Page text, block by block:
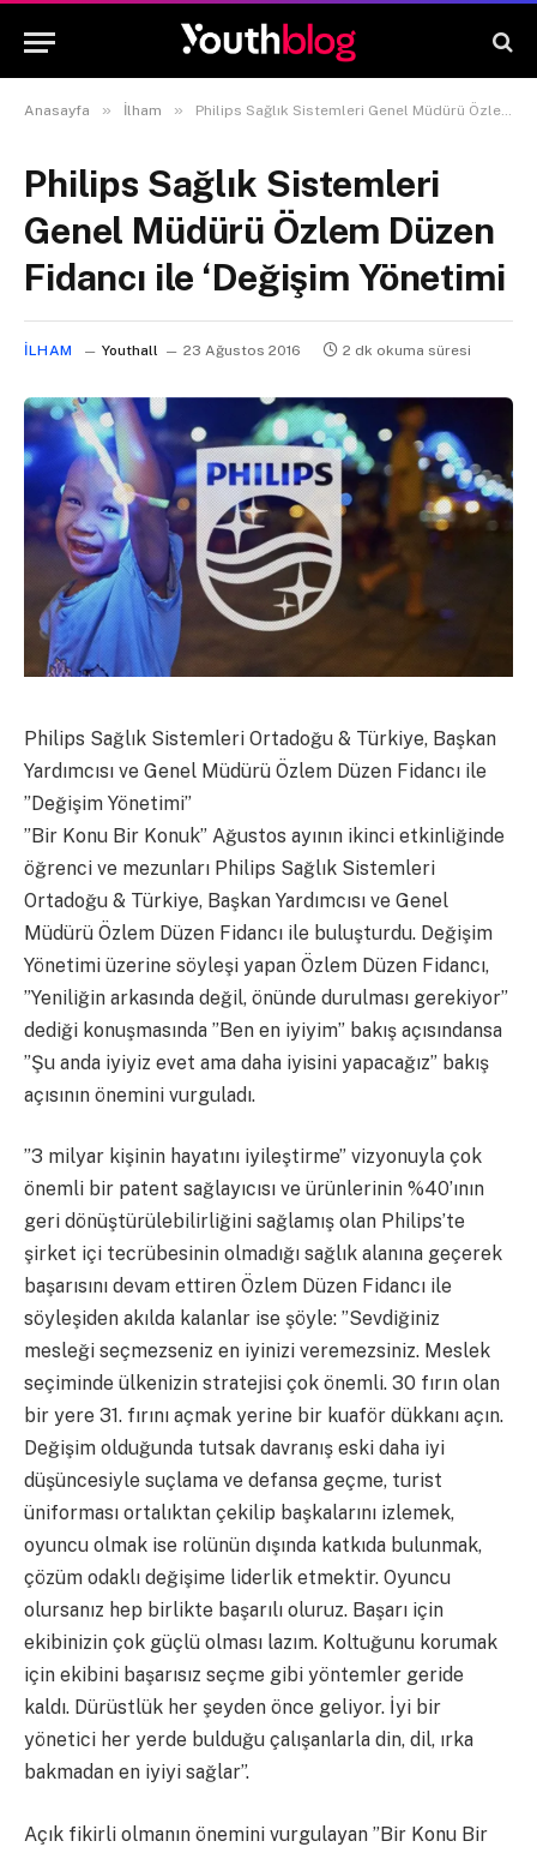
Anasayfa » İlham » Philips Sağlık Sistemleri Genel Müdürü Özlem Düzen Fidancı ile ‘Değişim Yönetimi
Philips Sağlık Sistemleri
Genel Müdürü Özlem Düzen
Fidancı ile ‘Değişim Yönetimi
İLHAM Youthall 23 Ağustos 2016 2 dk okuma süresi
Philips Sağlık Sistemleri Ortadoğu & Türkiye, Başkan
Yardımcısı ve Genel Müdürü Özlem Düzen Fidancı ile
”Değişim Yönetimi”
”Bir Konu Bir Konuk” Ağustos ayının ikinci etkinliğinde
öğrenci ve mezunları Philips Sağlık Sistemleri
Ortadoğu & Türkiye, Başkan Yardımcısı ve Genel
Müdürü Özlem Düzen Fidancı ile buluşturdu. Değişim
Yönetimi üzerine söyleşi yapan Özlem Düzen Fidancı,
”Yeniliğin arkasında değil, önünde durulması gerekiyor”
dediği konuşmasında ”Ben en iyiyim” bakış açısındansa
”Şu anda iyiyiz evet ama daha iyisini yapacağız” bakış
açısının önemini vurguladı.
”3 milyar kişinin hayatını iyileştirme” vizyonuyla çok
önemli bir patent sağlayıcısı ve ürünlerinin %40’ının
geri dönüştürülebilirliğini sağlamış olan Philips’te
şirket içi tecrübesinin olmadığı sağlık alanına geçerek
başarısını devam ettiren Özlem Düzen Fidancı ile
söyleşiden akılda kalanlar ise şöyle: ”Sevdiğiniz
mesleği seçmezseniz en iyinizi veremezsiniz. Meslek
seçiminde ülkenizin stratejisi çok önemli. 30 fırın olan
bir yere 31. fırını açmak yerine bir kuaför dükkanı açın.
Değişim olduğunda tutsak davranış eski daha iyi
düşüncesiyle suçlama ve defansa geçme, turist
üniforması ortalıktan çekilip başkalarını izlemek,
oyuncu olmak ise rolünün dışında katkıda bulunmak,
çözüm odaklı değişime liderlik etmektir. Oyuncu
olursanız hep birlikte başarılı oluruz. Başarı için
ekibinizin çok güçlü olması lazım. Koltuğunu korumak
için ekibini başarısız seçme gibi yöntemler geride
kaldı. Dürüstlük her şeyden önce geliyor. İyi bir
yönetici her yerde bulduğu çalışanlarla din, dil, ırka
bakmadan en iyiyi sağlar”.
Açık fikirli olmanın önemini vurgulayan ”Bir Konu Bir